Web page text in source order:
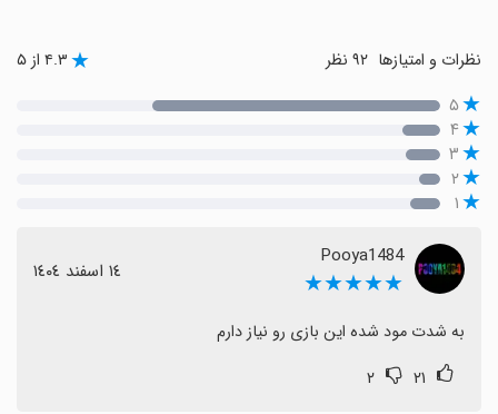
نظرات و امتیازها ۴.۳ از ۵
۵
۴
۳
۲
۱
Pooya1484
★★★★★ ١٤ اسفند ١٤٠٤
به شدت مود شده این بازی رو نیاز دارم
۲۱ ۲